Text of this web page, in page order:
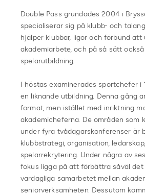
Double Pass grundades 2004 i
specialiserar sig på klubb- och
hjälper klubbar, ligor och förbund
akademiarbete, och på så sätt
spelarutbildning.
I höstas examinerades sportchefer i
en liknande utbildning. Denna gång
format, men istället med inriktning
akademicheferna. De områden som
under fyra tvådagarskonferenser är
klubbstrategi, organisation,
spelarrekrytering. Under några av
fokus ligga på att förbättra såväl det
vardagliga samarbetet mellan
seniorverksamheten. Dessutom